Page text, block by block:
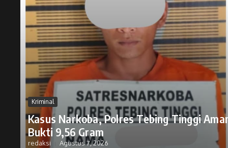
Kriminal
Kasus Narkoba, Polres Tebing Tinggi
Bukti 9,56 Gram
redaksi Agustus 7, 2026